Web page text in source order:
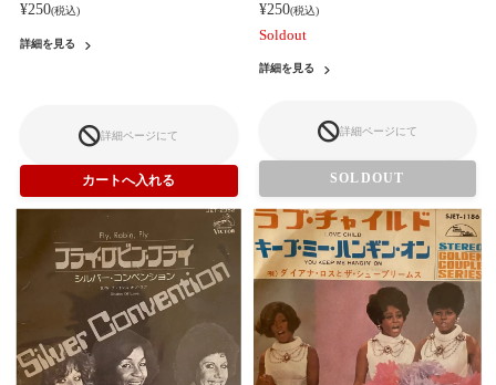
¥250(税込)
詳細を見る
詳細ページにて
¥250(税込)
Soldout
詳細を見る
詳細ページにて
SOLDOUT